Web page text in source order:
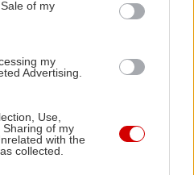
of my
my
Advertising.
Use,
of my
with the
collected.
εντοπίσει τυχόν
γύρω από το
διεπαφή
το γκάζι και
Ενώ επιβλέπει ο
η οθόνη
αντικείμενα όπως